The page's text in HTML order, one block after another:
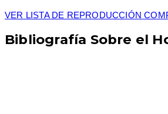
VER LISTA DE REPRODUCCIÓN
Bibliografía Sobre el